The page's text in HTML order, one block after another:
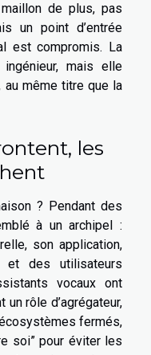
de plus, pas
un point d’entrée
est compromis. La
ingénieur, mais elle
au même titre que la
les
? Pendant des
à un archipel :
son application,
et des utilisateurs
vocaux ont
rôle d’agrégateur,
fermés,
soi” pour éviter les